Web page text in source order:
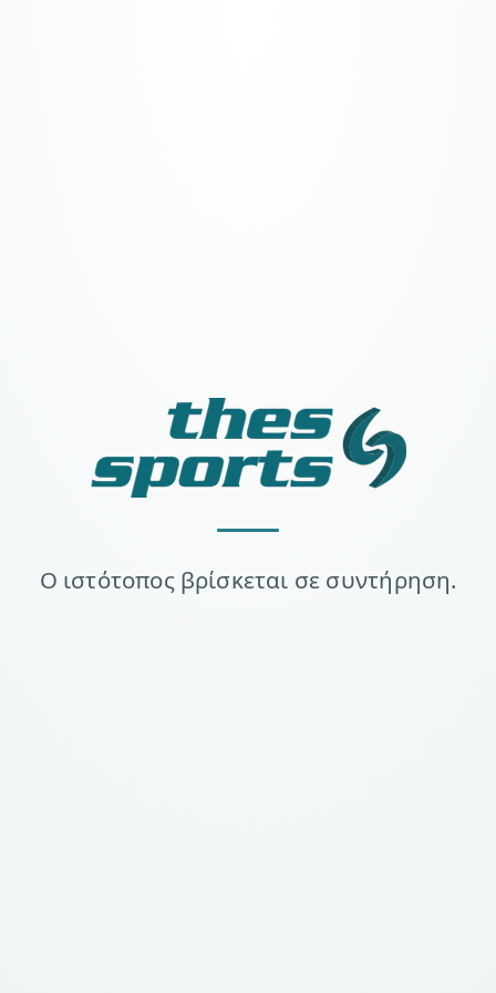
Ο ιστότοπος βρίσκεται σε συντήρηση.